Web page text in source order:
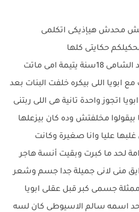
محدش هيإذيكى اتكلمى
حكايتى كلها
انا اسمى اريج محمد الشامى 18سنة يتيمة امى ماتت
ابويا اللى بيكره خلفت البنات بعد
اتجوز واحدة تانية هى اللى ربتنى
مخلفتش وده كان بيزعلها
عليا وانا صغيرة وكانت
لحد ما كبرت وبقيت أنسة هاجر
منى لانى جميلة جدا جسم وشعر
جسمى كبر قبل عقلى ابويا
اسمه سالم الاسيوطى كان لسه